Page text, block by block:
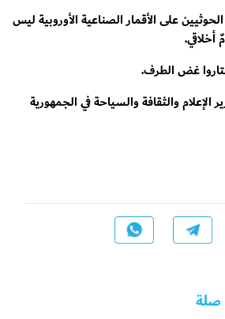
على الأقمار الصناعية الأوروبية ليس
أخلاقي.
غض الطرف.
الإعلام والثقافة والسياحة في الجمهورية
صلة